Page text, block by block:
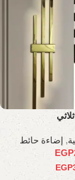
, إضاءة حائط
EGP
EGP